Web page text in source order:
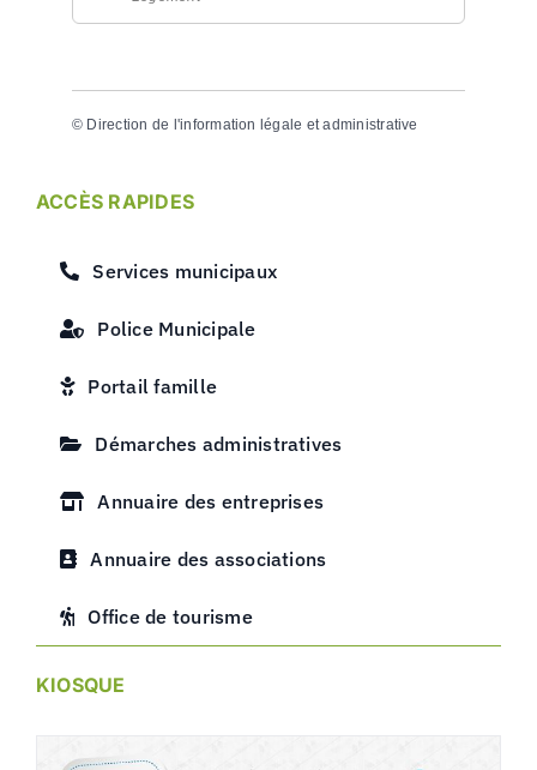
© Direction de l'information légale et administrative
ACCÈS RAPIDES
Services municipaux
Police Municipale
Portail famille
Démarches administratives
Annuaire des entreprises
Annuaire des associations
Office de tourisme
KIOSQUE